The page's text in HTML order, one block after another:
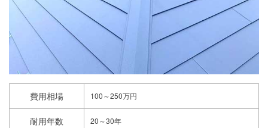
費用相場 100～250万円
耐用年数 20～30年